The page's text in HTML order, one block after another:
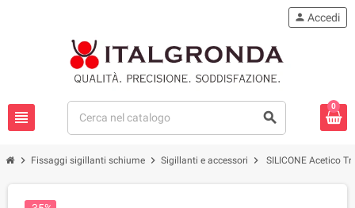
view_headline search
person Accedi
0
chevron_right Fissaggi sigillanti schiume chevron_right Sigillanti e accessori chevron_right SILICONE Acetico